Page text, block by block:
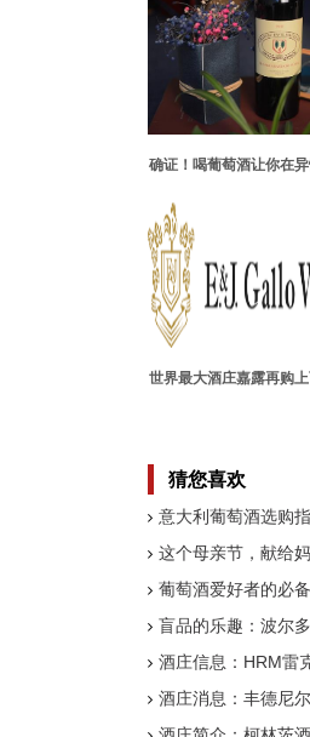
确证！喝葡萄酒让你在
世界最大酒庄嘉露再购
猜您喜欢
意大利葡萄酒选购
这个母亲节，献给
葡萄酒爱好者的必
盲品的乐趣：波尔
酒庄信息：HRM雷
酒庄消息：丰德尼